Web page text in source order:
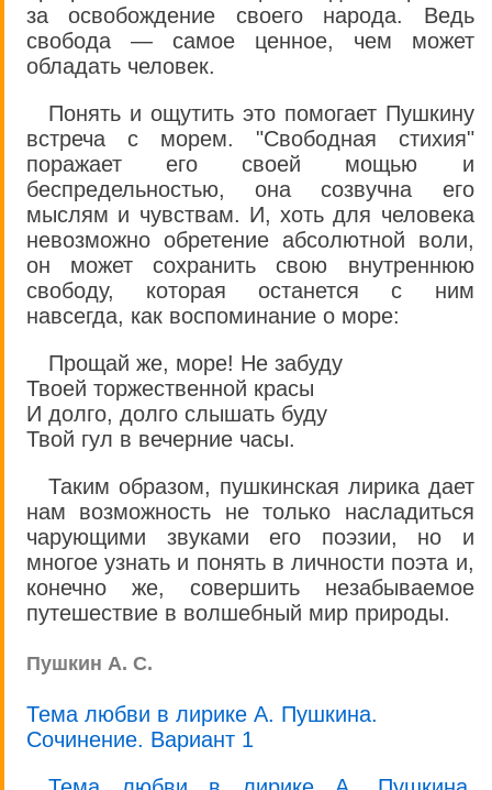
за освобождение своего народа. Ведь
свобода — самое ценное, чем может
обладать человек.
Понять и ощутить это помогает Пушкину
встреча с морем. "Свободная стихия"
поражает его своей мощью и
беспредельностью, она созвучна его
мыслям и чувствам. И, хоть для человека
невозможно обретение абсолютной воли,
он может сохранить свою внутреннюю
свободу, которая останется с ним
навсегда, как воспоминание о море:
Прощай же, море! Не забуду
Твоей торжественной красы
И долго, долго слышать буду
Твой гул в вечерние часы.
Таким образом, пушкинская лирика дает
нам возможность не только насладиться
чарующими звуками его поэзии, но и
многое узнать и понять в личности поэта и,
конечно же, совершить незабываемое
путешествие в волшебный мир природы.
Пушкин А. С.
Тема любви в лирике А. Пушкина.
Сочинение. Вариант 1